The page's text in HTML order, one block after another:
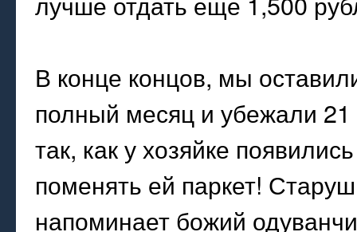
В конце концов, мы
полный месяц и убежали 21
так, как у хозяйке
поменять ей паркет!
напоминает божий